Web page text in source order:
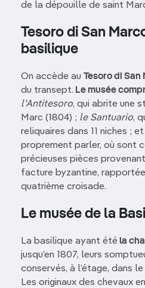
de la dépouille de saint
Tesoro di San
basilique
On accède au Tesoro di San
du transept. Le musée
l’Antitesoro, qui abrite une
Marc (1804) ; le Santuario,
reliquaires dans 11 niches ;
proprement parler, où sont
précieuses pièces
facture byzantine,
quatrième croisade.
Le musée de la
La basilique ayant étéla
jusqu’en 1807, leurs
conservés, à l’étage, dans le
Les originaux des chevaux